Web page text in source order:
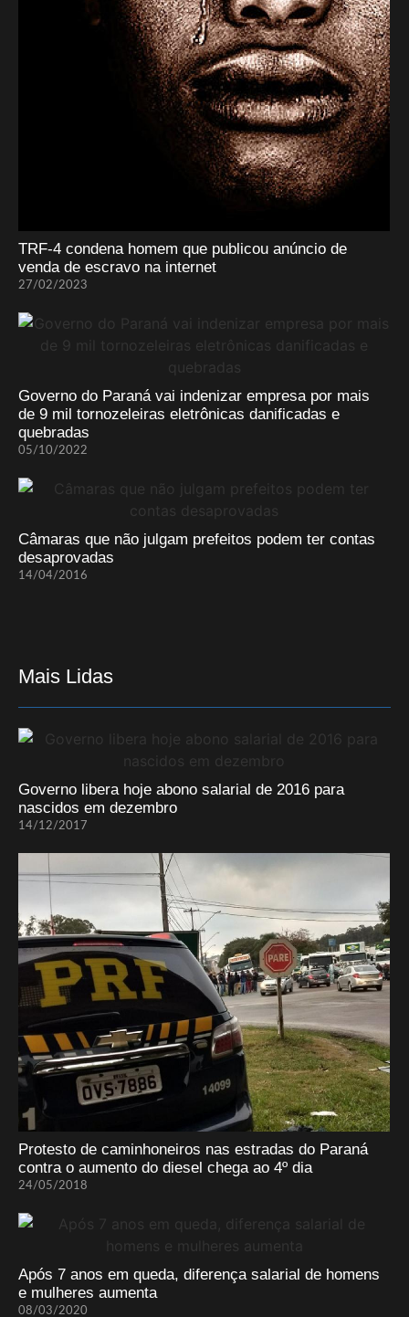
TRF-4 condena homem que publicou anúncio de
venda de escravo na internet
27/02/2023
Governo do Paraná vai indenizar empresa por mais
de 9 mil tornozeleiras eletrônicas danificadas e
quebradas
05/10/2022
Câmaras que não julgam prefeitos podem ter contas
desaprovadas
14/04/2016
Mais Lidas
Governo libera hoje abono salarial de 2016 para
nascidos em dezembro
14/12/2017
Protesto de caminhoneiros nas estradas do Paraná
contra o aumento do diesel chega ao 4º dia
24/05/2018
Após 7 anos em queda, diferença salarial de homens
e mulheres aumenta
08/03/2020